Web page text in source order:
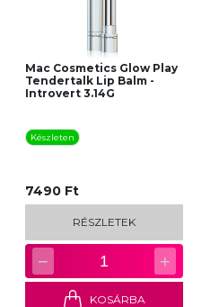
Mac Cosmetics Glow Play
Tendertalk Lip Balm -
Introvert 3.14G
Készleten
7490 Ft
RÉSZLETEK
− 1 +
KOSÁRBA